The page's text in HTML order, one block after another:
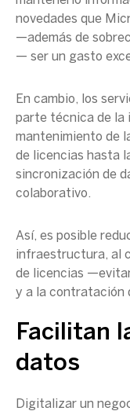
novedades que
—además de
— ser un gasto
En cambio, los
parte técnica de la
mantenimiento de
de licencias hasta
sincronización de
colaborativo.
Así, es posible
infraestructura, al
de licencias
y a la contratación
Facilitan
datos
Digitalizar un